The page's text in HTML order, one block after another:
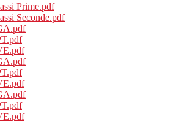
Prime.pdf
Seconde.pdf